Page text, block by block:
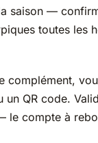
saison —
toutes les
complément,
un QR code.
le compte à